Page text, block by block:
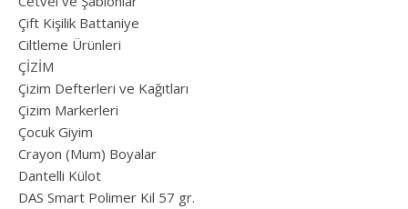
Çift Kişilik Battaniye
Ciltleme Ürünleri
ÇİZİM
Çizim Defterleri ve Kağıtları
Çizim Markerleri
Çocuk Giyim
Crayon (Mum) Boyalar
Dantelli Külot
DAS Smart Polimer Kil 57 gr.